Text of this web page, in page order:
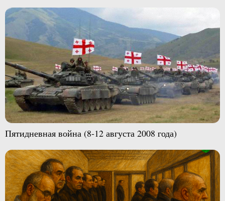
Пятидневная война (8-12 августа 2008 года)